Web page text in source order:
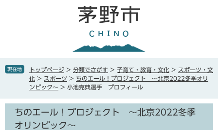
で
ば現在地 トップページ > 分類でさがす > 子育て・教育・文化 > スポーツ・文
化 > スポーツ > ちのエール！プロジェクト ～北京2022冬季オリ
ンピック～ > 小池克典選手 プロフィール
ちのエール！プロジェクト ～北京2022冬季
オリンピック～